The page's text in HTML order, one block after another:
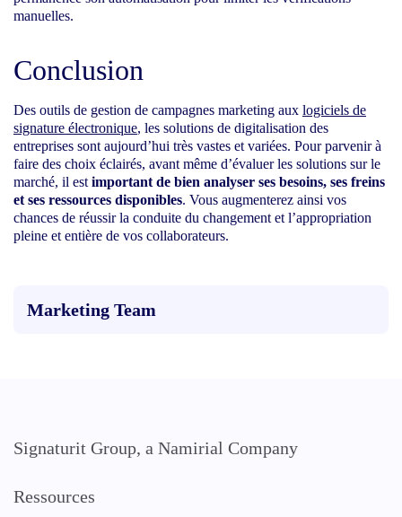
manuelles.
Conclusion
Des outils de gestion de campagnes marketing aux logiciels de
signature électronique, les solutions de digitalisation des
entreprises sont aujourd’hui très vastes et variées. Pour parvenir à
faire des choix éclairés, avant même d’évaluer les solutions sur le
marché, il est important de bien analyser ses besoins, ses freins
et ses ressources disponibles. Vous augmenterez ainsi vos
chances de réussir la conduite du changement et l’appropriation
pleine et entière de vos collaborateurs.
Marketing Team
Signaturit Group, a Namirial Company
Ressources